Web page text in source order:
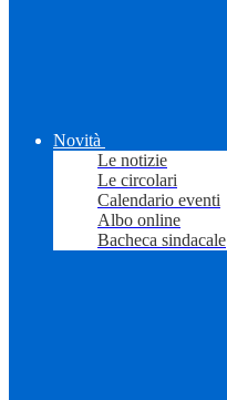
Novità
Le notizie
Le circolari
Calendario eventi
Albo online
Bacheca sindacale